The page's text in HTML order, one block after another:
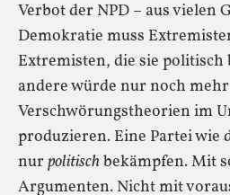
Verbot der NPD – aus vielen
Demokratie muss
Extremisten, die sie politisch
andere würde nur noch mehr
Verschwörungstheorien im
produzieren. Eine Partei wie
nur politischbekämpfen. Mit
Argumenten. Nicht mit